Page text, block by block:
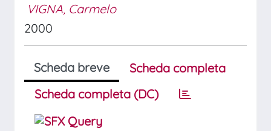
VIGNA, Carmelo
2000
Scheda breve
Scheda completa
Scheda completa (DC)